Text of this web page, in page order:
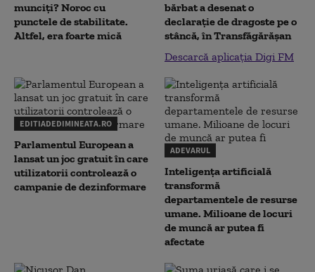
munciți? Noroc cu
punctele de stabilitate.
Altfel, era foarte mică
bărbat a desenat o
declaraţie de dragoste pe o
stâncă, în Transfăgărăşan
Descarcă aplicația Digi FM
EDITIADEDIMINEATA.RO
Parlamentul European a
lansat un joc gratuit în care
utilizatorii controlează o
campanie de dezinformare
ADEVARUL
Inteligența artificială
transformă
departamentele de resurse
umane. Milioane de locuri
de muncă ar putea fi
afectate